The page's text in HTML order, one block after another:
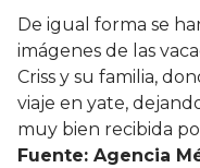
De igual forma se
imágenes de las
Criss y su familia,
viaje en yate,
muy bien recibida
Fuente: Agencia